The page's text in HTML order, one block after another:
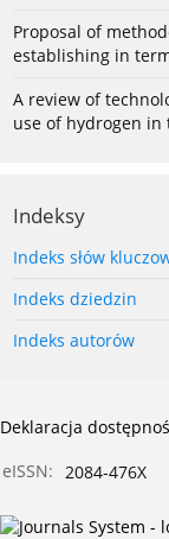
Proposal of
establishing in
A review of
use of hydrogen
Indeksy
Indeks słów
Indeks dziedzin
Indeks autorów
Deklaracja
eISSN:
2084-476X